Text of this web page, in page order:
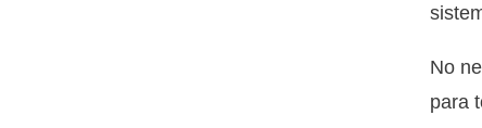
No
para